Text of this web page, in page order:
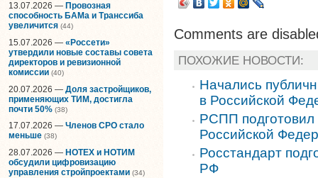
13.07.2026 — Провозная
способность БАМа и Транссиба
увеличится (44)
15.07.2026 — «Россети»
утвердили новые составы совета
директоров и ревизионной
комиссии (40)
20.07.2026 — Доля застройщиков,
применяющих ТИМ, достигла
почти 50% (38)
17.07.2026 — Членов СРО стало
меньше (38)
28.07.2026 — НОТЕХ и НОТИМ
обсудили цифровизацию
управления стройпроектами (34)
Comments are
ПОХОЖИЕ НОВОСТИ:
Начались
в Российской
РСПП подготовил
Российской
Росстандарт
РФ